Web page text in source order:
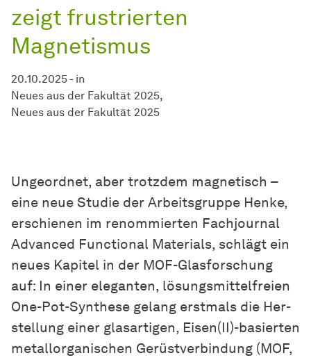
zeigt frustrierten
Magnetismus
20.10.2025 - in
Neues aus der Fakultät 2025
Neues aus der Fakultät 2025
Ungeordnet, aber trotzdem magnetisch –
eine neue Studie der Arbeitsgruppe Henke,
erschienen im renommierten Fachjournal
Advanced Functional Materials, schlägt ein
neues Kapitel in der MOF-Glasforschung
auf: In einer eleganten, lösungsmittelfreien
One-Pot-Synthese gelang erstmals die Her­
stel­lung einer glasartigen, Eisen(II)-basierten
metallorganischen Gerüstverbindung (MOF,